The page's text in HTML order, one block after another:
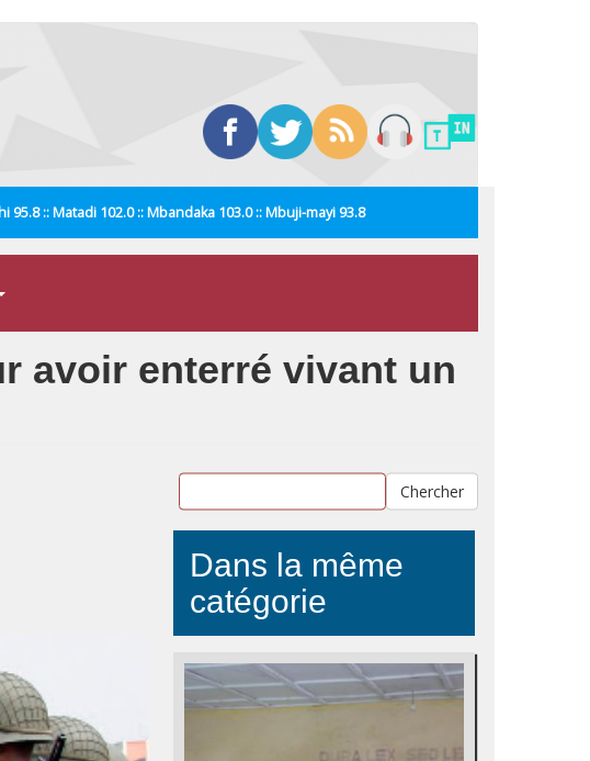
95.8 :: Matadi 102.0 :: Mbandaka 103.0 :: Mbuji-mayi 93.8
avoir enterré vivant un
Chercher
Dans la même
catégorie